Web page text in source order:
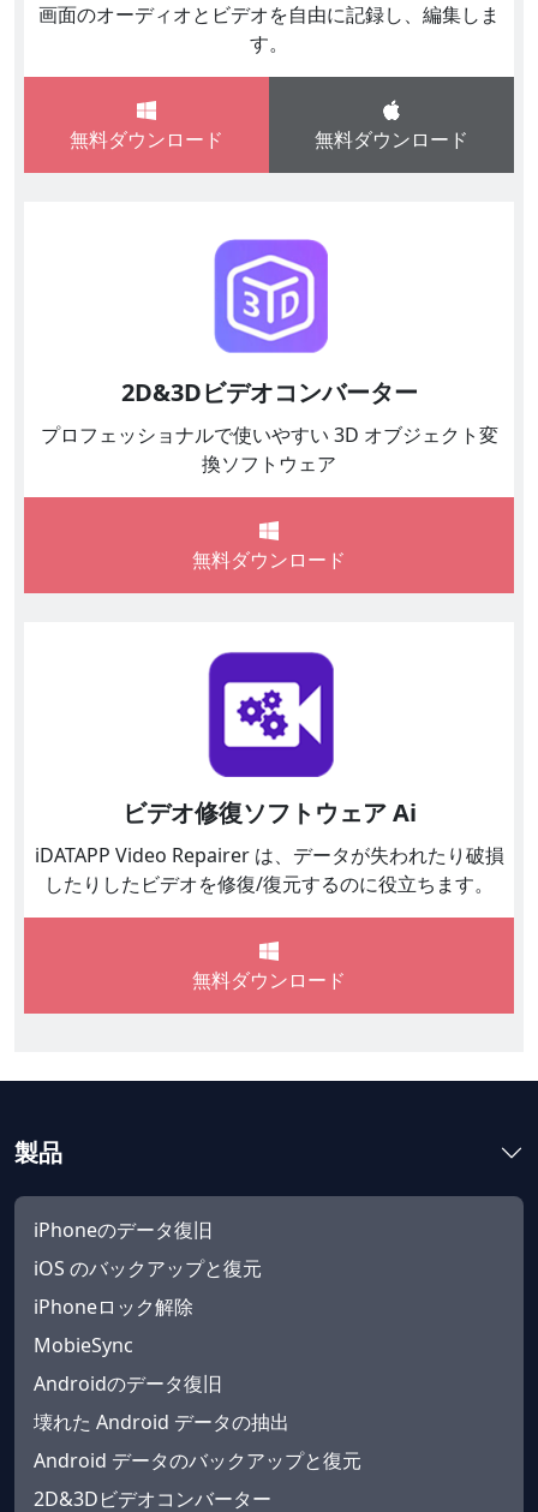
画面のオーディオとビデオを自由に記録し、編集しま
す。
無料ダウンロード 無料ダウンロード
2D&3Dビデオコンバーター
プロフェッショナルで使いやすい 3D オブジェクト変
換ソフトウェア
無料ダウンロード
ビデオ修復ソフトウェア Ai
iDATAPP Video Repairer は、データが失われたり破損
したりしたビデオを修復/復元するのに役立ちます。
無料ダウンロード
製品
iPhoneのデータ復旧
iOS のバックアップと復元
iPhoneロック解除
MobieSync
Androidのデータ復旧
壊れた Android データの抽出
Android データのバックアップと復元
2D&3Dビデオコンバーター